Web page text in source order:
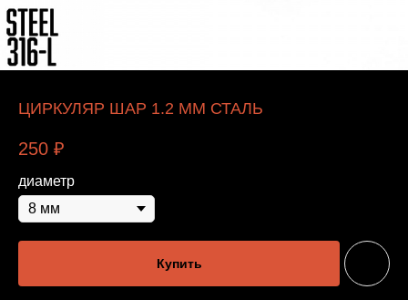
ЦИРКУЛЯР ШАР 1.2 ММ СТАЛЬ
250 ₽
диаметр
Купить